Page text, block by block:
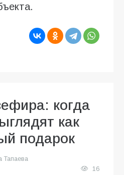
когда
как
подарок
Тапаева
16